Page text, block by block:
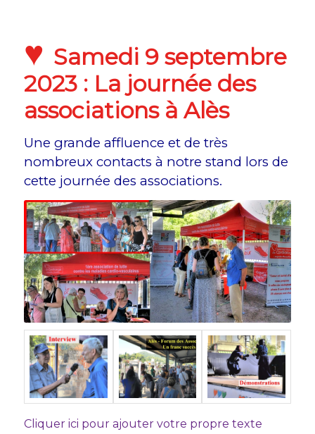
♥ Samedi 9 septembre
2023 : La journée des
associations à Alès
Une grande affluence et de très
nombreux contacts à notre stand lors de
cette journée des associations.
Cliquer ici pour ajouter votre propre texte